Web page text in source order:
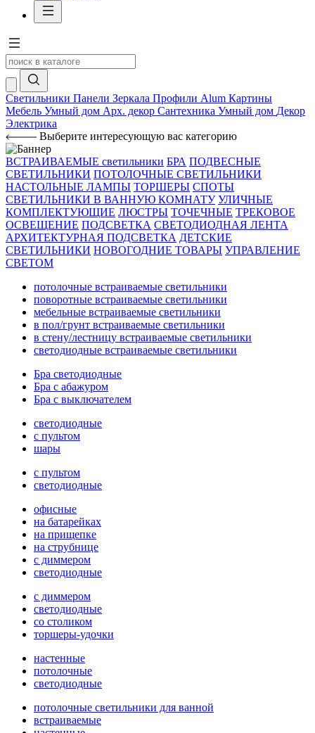
Светильники Панели Зеркала Профили Alum Картины
Мебель Умный дом Арх. декор Сантехника Умный дом Декор
Электрика
Выберите интересующую вас категорию
ВСТРАИВАЕМЫЕ светильники БРА ПОДВЕСНЫЕ
СВЕТИЛЬНИКИ ПОТОЛОЧНЫЕ СВЕТИЛЬНИКИ
НАСТОЛЬНЫЕ ЛАМПЫ ТОРШЕРЫ СПОТЫ
СВЕТИЛЬНИКИ В ВАННУЮ КОМНАТУ УЛИЧНЫЕ
КОМПЛЕКТУЮЩИЕ ЛЮСТРЫ ТОЧЕЧНЫЕ ТРЕКОВОЕ
ОСВЕЩЕНИЕ ПОДСВЕТКА СВЕТОДИОДНАЯ ЛЕНТА
АРХИТЕКТУРНАЯ ПОДСВЕТКА ДЕТСКИЕ
СВЕТИЛЬНИКИ НОВОГОДНИЕ ТОВАРЫ УПРАВЛЕНИЕ
СВЕТОМ
потолочные встраиваемые светильники
поворотные встраиваемые светильники
мебельные встраиваемые светильники
в пол/грунт встраиваемые светильники
в стену/лестницу встраиваемые светильники
светодиодные встраиваемые светильники
Бра светодиодные
Бра с абажуром
Бра с выключателем
светодиодные
с пультом
шары
с пультом
светодиодные
офисные
на батарейках
на прищепке
на струбнице
с диммером
светодиодные
с диммером
светодиодные
со столиком
торшеры-удочки
настенные
потолочные
светодиодные
потолочные светильники для ванной
встраиваемые